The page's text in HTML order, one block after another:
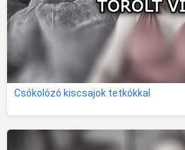
Csókolózó kiscsajok tetkókkal